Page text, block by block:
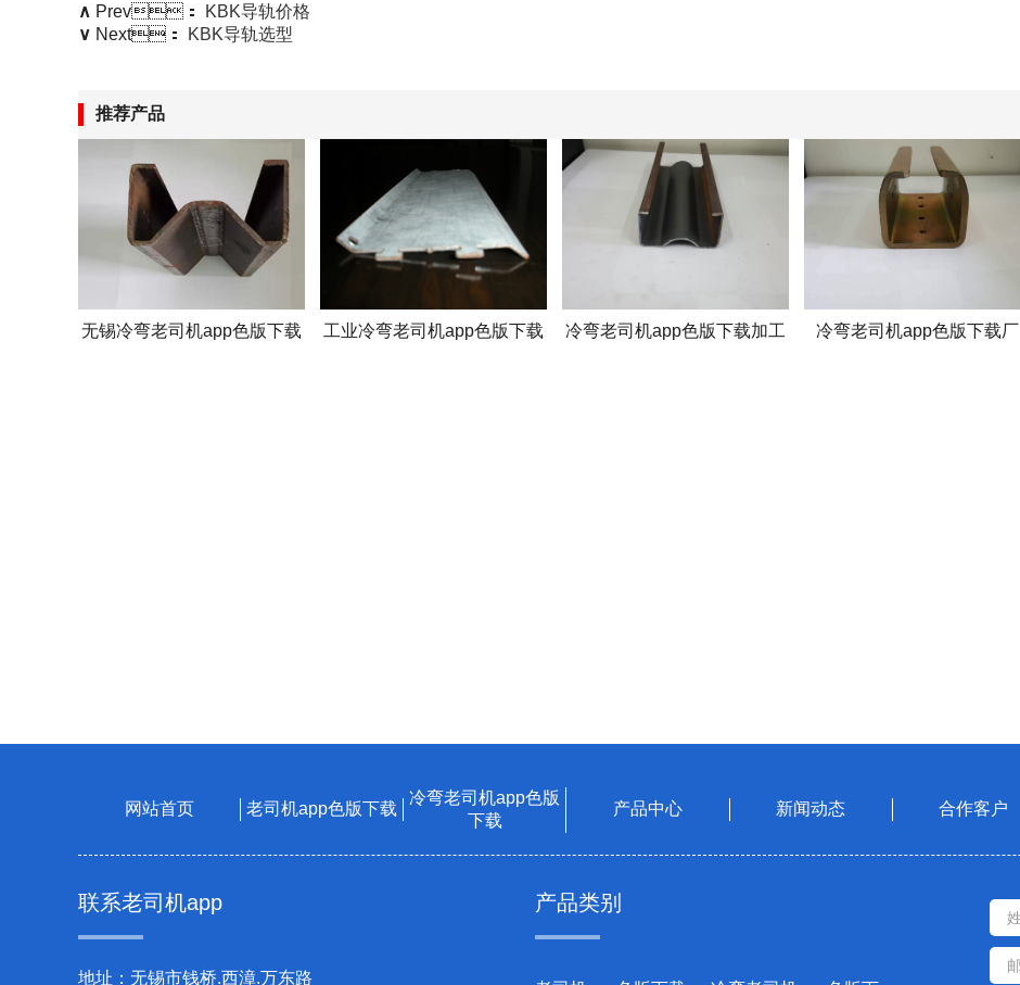
∧ Prev：
KBK导轨价格
∨ Next： KBK导轨选型
推荐产品
无锡冷弯老司机app色版下载 工业冷弯老司机app色版下载 冷弯老司机app色版下载加工 冷弯老司机app色版下载厂
网站首页 老司机app色版下载
冷弯老司机app色版
下载
产品中心 新闻动态 合作客户
联系老司机app
地址：无锡市钱桥.西漳.万东路
产品类别